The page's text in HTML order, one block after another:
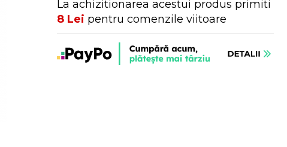
La achizitionarea acestui produs primiti
8 Lei pentru comenzile viitoare